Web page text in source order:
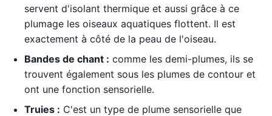
servent d'isolant thermique et aussi grâce à ce
plumage les oiseaux aquatiques flottent. Il est
exactement à côté de la peau de l'oiseau.
Bandes de chant : comme les demi-plumes, ils se
trouvent également sous les plumes de contour et
ont une fonction sensorielle.
Truies : C'est un type de plume sensorielle que